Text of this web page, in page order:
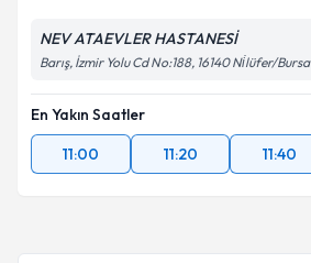
NEV ATAEVLER HASTANESİ
Barış, İzmir Yolu Cd No:188, 16140 Ni̇lüfer/Bursa
En Yakın Saatler
11:00
11:20 11:40